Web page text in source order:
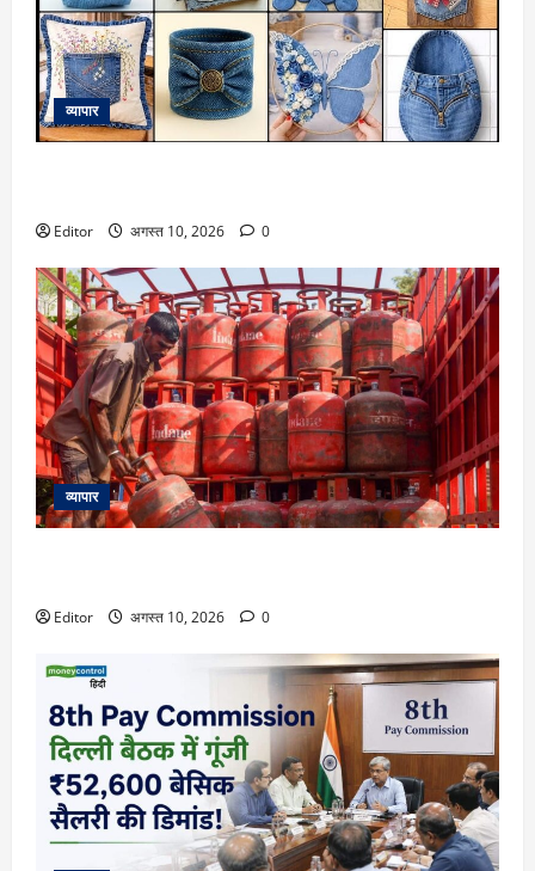
व्यापार
Editor अगस्त 10, 2026 0
व्यापार
Editor अगस्त 10, 2026 0